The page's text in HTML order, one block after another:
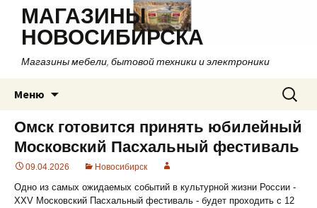
МАГАЗИНЫ
НОВОСИБИРСКА
Магазины мебели, бытовой техники и электроники
Меню
содержимому
Найти:
Омск готовится принять юбилейный
Московский Пасхальный фестиваль
09.04.2026 Новосибирск
Одно из самых ожидаемых событий в культурной жизни России -
XXV Московский Пасхальный фестиваль - будет проходить с 12